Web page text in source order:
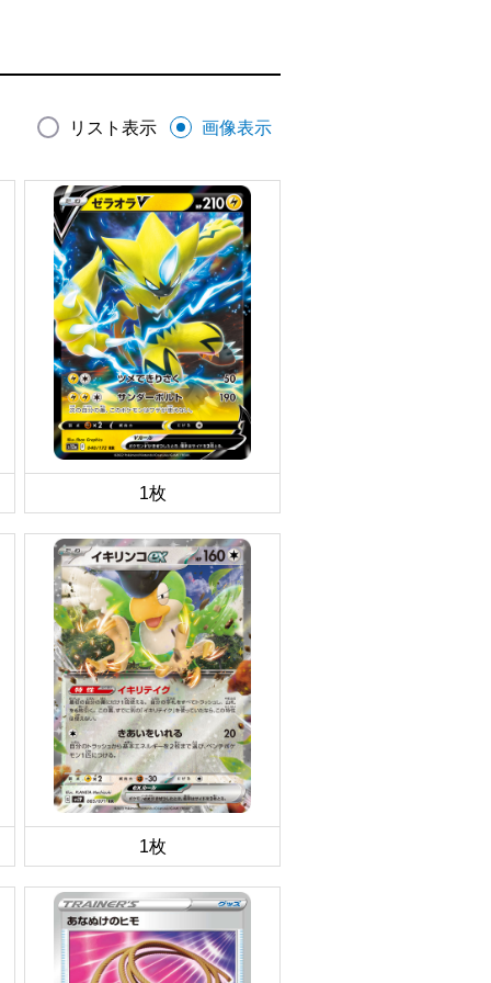
リスト表示 画像表示
1枚
1枚